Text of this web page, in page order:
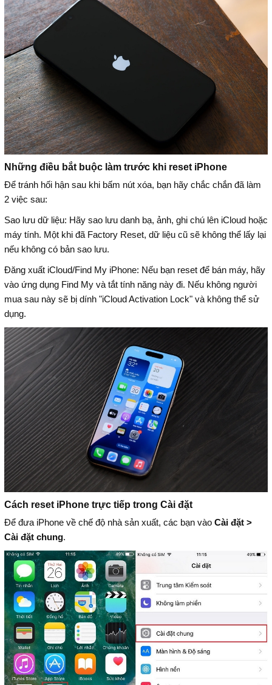
Những điều bắt buộc làm trước khi reset iPhone
Để tránh hối hận sau khi bấm nút xóa, bạn hãy chắc chắn đã làm
2 việc sau:
Sao lưu dữ liệu: Hãy sao lưu danh bạ, ảnh, ghi chú lên iCloud hoặc
máy tính. Một khi đã Factory Reset, dữ liệu cũ sẽ không thể lấy lại
nếu không có bản sao lưu.
Đăng xuất iCloud/Find My iPhone: Nếu bạn reset để bán máy, hãy
vào ứng dụng Find My và tắt tính năng này đi. Nếu không người
mua sau này sẽ bị dính "iCloud Activation Lock" và không thể sử
dụng.
Cách reset iPhone trực tiếp trong Cài đặt
Để đưa iPhone về chế độ nhà sản xuất, các bạn vào Cài đặt >
Cài đặt chung.